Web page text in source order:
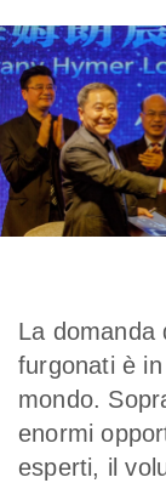
La domanda
furgonati è
mondo.
enormi
esperti, il